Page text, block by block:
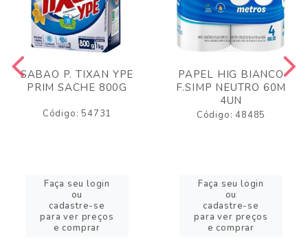
SABAO P. TIXAN YPE
PRIM SACHE 800G
Código: 54731
Faça seu login
ou
cadastre-se
para ver preços
e comprar
PAPEL HIG BIANCO
F.SIMP NEUTRO 60M
4UN
Código: 48485
Faça seu login
ou
cadastre-se
para ver preços
e comprar